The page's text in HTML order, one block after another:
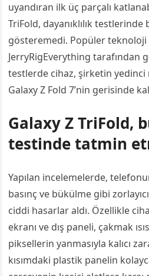
uyandıran ilk üç parçalı
TriFold, dayanıklılık
gösteremedi. Popüler teknoloji
JerryRigEverything tarafından
testlerde cihaz, şirketin yedinci
Galaxy Z Fold 7’nin gerisinde
Galaxy Z TriFold,
testinde tatmin
Yapılan incelemelerde,
basınç ve bükülme gibi
ciddi hasarlar aldı. Özellikle
ekranı ve dış paneli, çakmak
piksellerin yanmasıyla kalıcı
kısımdaki plastik panelin